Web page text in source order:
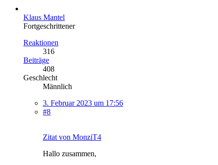
Klaus Mantel
Fortgeschrittener
Reaktionen
316
Beiträge
408
Geschlecht
Männlich
3. Februar 2023 um 17:56
#8
Zitat von MonziT4
Hallo zusammen,